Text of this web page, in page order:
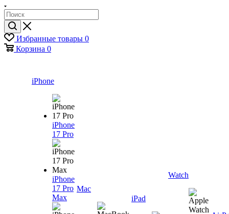
Избранные товары 0
Корзина 0
iPhone
iPhone
17 Pro
iPhone
17 Pro
Max
Mac
iPad
Watch